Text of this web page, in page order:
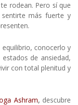
rodean. Pero sí que
más fuerte y
conocerlo y
de ansiedad,
con total plenitud y
Ashram, descubre